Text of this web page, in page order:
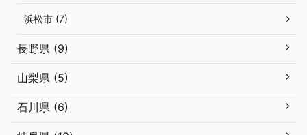
浜松市 (7)
長野県 (9)
山梨県 (5)
石川県 (6)